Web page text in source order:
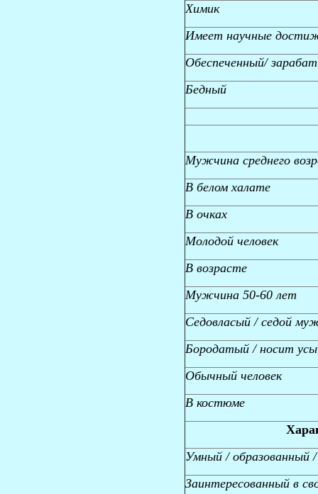
Химик
Имеет научные
Обеспеченный/
Бедный
Мужчина среднего
В белом халате
В очках
Молодой человек
В возрасте
Мужчина 50-60 лет
Седовласый / седой
Бородатый / носит усы
Обычный человек
В костюме
Умный / образованный
Заинтересованный в